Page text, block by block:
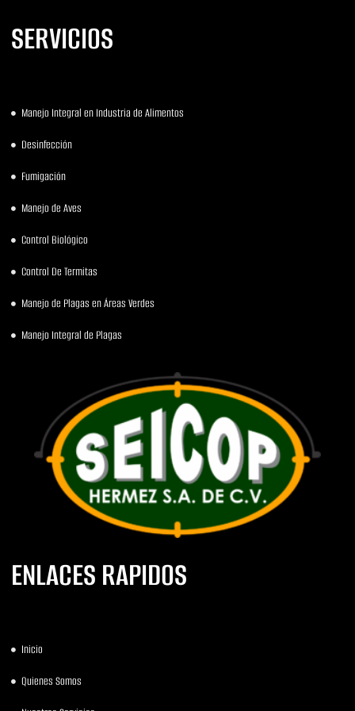
SERVICIOS
Manejo Integral en Industria de Alimentos
Desinfección
Fumigación
Manejo de Aves
Control Biológico
Control De Termitas
Manejo de Plagas en Áreas Verdes
Manejo Integral de Plagas
ENLACES RAPIDOS
Inicio
Quienes Somos